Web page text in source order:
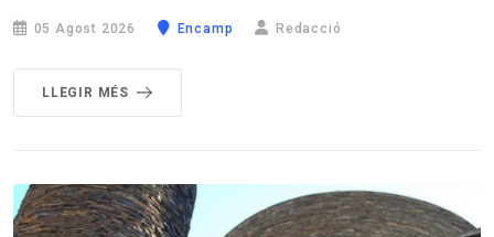
05 Agost 2026 Encamp Redacció
LLEGIR MÉS